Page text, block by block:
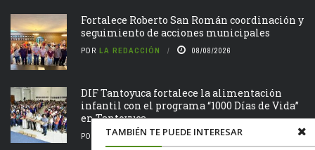
TAMBIÉN TE PUEDE INTERESAR
Fortalece Roberto San Román coordinación y
seguimiento de acciones municipales
POR LA REDACCIÓN 08/08/2026
DIF Tantoyuca fortalece la alimentación
infantil con el programa “1000 Días de Vida”
en Tantoyuca
POR LA REDACCIÓN 08/08/2026